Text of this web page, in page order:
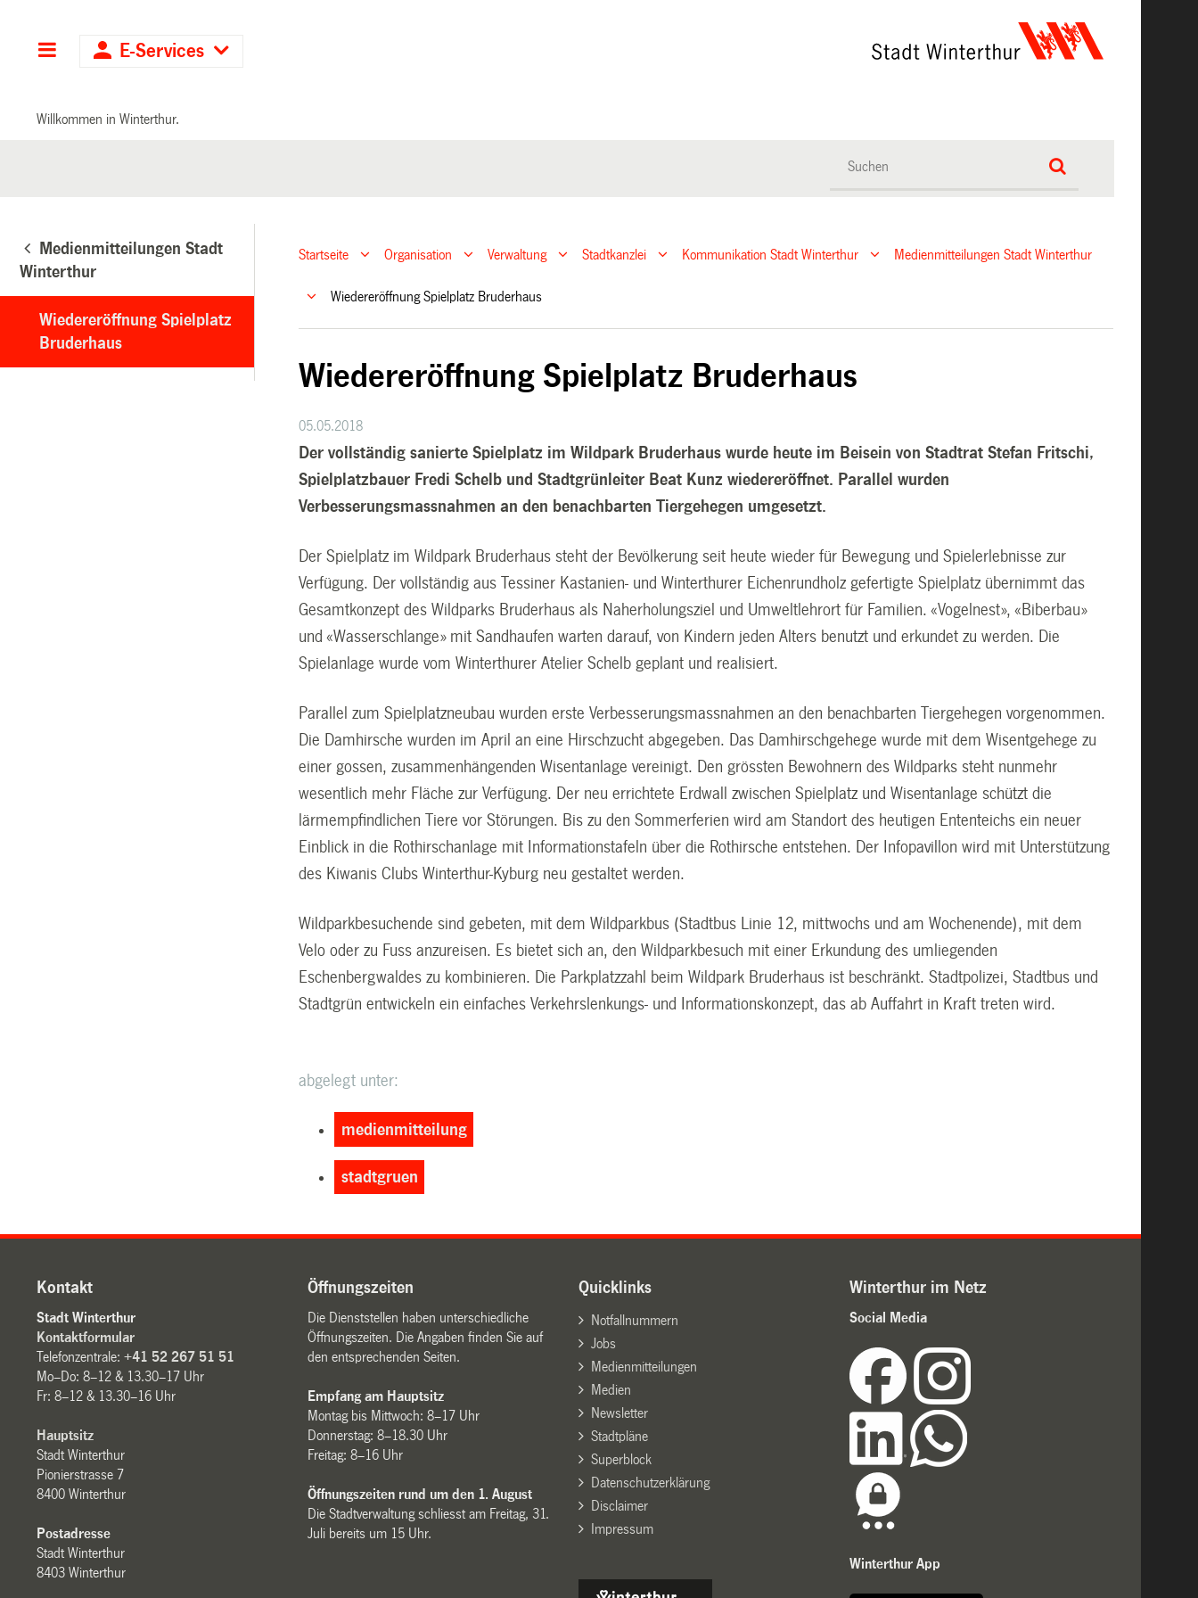
Hauptnavigation
E-Services
Willkommen in Winterthur.
Medienmitteilungen Stadt
Winterthur
Wiedereröffnung Spielplatz
Bruderhaus
Startseite Organisation Verwaltung Stadtkanzlei Kommunikation Stadt Winterthur Medienmitteilungen Stadt Winterthur
Wiedereröffnung Spielplatz Bruderhaus
Wiedereröffnung Spielplatz Bruderhaus
05.05.2018
Der vollständig sanierte Spielplatz im Wildpark Bruderhaus wurde heute im Beisein von Stadtrat Stefan Fritschi,
Spielplatzbauer Fredi Schelb und Stadtgrünleiter Beat Kunz wiedereröffnet. Parallel wurden
Verbesserungsmassnahmen an den benachbarten Tiergehegen umgesetzt.
Der Spielplatz im Wildpark Bruderhaus steht der Bevölkerung seit heute wieder für Bewegung und Spielerlebnisse zur
Verfügung. Der vollständig aus Tessiner Kastanien- und Winterthurer Eichenrundholz gefertigte Spielplatz übernimmt das
Gesamtkonzept des Wildparks Bruderhaus als Naherholungsziel und Umweltlehrort für Familien. «Vogelnest», «Biberbau»
und «Wasserschlange» mit Sandhaufen warten darauf, von Kindern jeden Alters benutzt und erkundet zu werden. Die
Spielanlage wurde vom Winterthurer Atelier Schelb geplant und realisiert.
Parallel zum Spielplatzneubau wurden erste Verbesserungsmassnahmen an den benachbarten Tiergehegen vorgenommen.
Die Damhirsche wurden im April an eine Hirschzucht abgegeben. Das Damhirschgehege wurde mit dem Wisentgehege zu
einer gossen, zusammenhängenden Wisentanlage vereinigt. Den grössten Bewohnern des Wildparks steht nunmehr
wesentlich mehr Fläche zur Verfügung. Der neu errichtete Erdwall zwischen Spielplatz und Wisentanlage schützt die
lärmempfindlichen Tiere vor Störungen. Bis zu den Sommerferien wird am Standort des heutigen Ententeichs ein neuer
Einblick in die Rothirschanlage mit Informationstafeln über die Rothirsche entstehen. Der Infopavillon wird mit Unterstützung
des Kiwanis Clubs Winterthur-Kyburg neu gestaltet werden.
Wildparkbesuchende sind gebeten, mit dem Wildparkbus (Stadtbus Linie 12, mittwochs und am Wochenende), mit dem
Velo oder zu Fuss anzureisen. Es bietet sich an, den Wildparkbesuch mit einer Erkundung des umliegenden
Eschenbergwaldes zu kombinieren. Die Parkplatzzahl beim Wildpark Bruderhaus ist beschränkt. Stadtpolizei, Stadtbus und
Stadtgrün entwickeln ein einfaches Verkehrslenkungs- und Informationskonzept, das ab Auffahrt in Kraft treten wird.
abgelegt unter:
medienmitteilung
stadtgruen
Kontakt
Stadt Winterthur
Kontaktformular
Telefonzentrale:+41 52 267 51 51
Mo–Do: 8–12 & 13.30–17 Uhr
Fr: 8–12 & 13.30–16 Uhr
Hauptsitz
Stadt Winterthur
Pionierstrasse 7
8400 Winterthur
Postadresse
Stadt Winterthur
8403 Winterthur
Öffnungszeiten
Die Dienststellen haben unterschiedliche
Öffnungszeiten. Die Angaben finden Sie auf
den entsprechenden Seiten.
Empfang am Hauptsitz
Montag bis Mittwoch: 8–17 Uhr
Donnerstag: 8–18.30 Uhr
Freitag: 8–16 Uhr
Öffnungszeiten rund um den 1. August
Die Stadtverwaltung schliesst am Freitag, 31.
Juli bereits um 15 Uhr.
Quicklinks
Notfallnummern
Jobs
Medienmitteilungen
Medien
Newsletter
Stadtpläne
Superblock
Datenschutzerklärung
Disclaimer
Impressum
Winterthur im Netz
Social Media
Winterthur App